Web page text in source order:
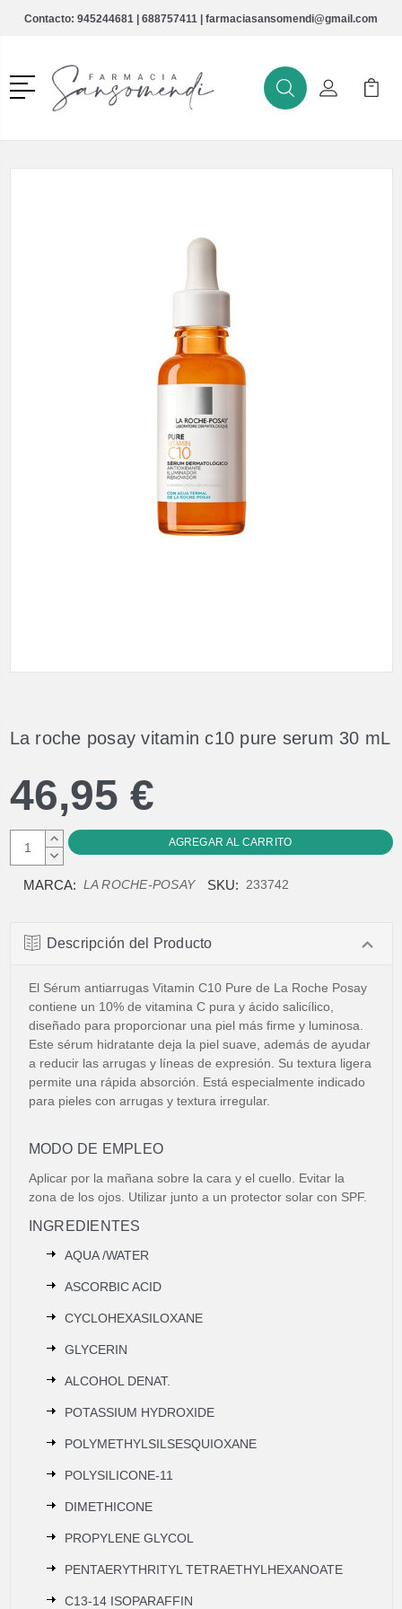
Contacto: 945244681 | 688757411 | farmaciasansomendi@gmail.com
Menú
BuscarMi Cuenta
Mi
La roche posay vitamin c10 pure serum 30 mL
46,95 €
AUMENTAR
CANTIDAD:
DISMINUIR
MARCA: LA ROCHE-POSAY SKU: 233742
Descripción del Producto
El Sérum antiarrugas Vitamin C10 Pure de La Roche Posay
contiene un 10% de vitamina C pura y ácido salicílico,
diseñado para proporcionar una piel más firme y luminosa.
Este sérum hidratante deja la piel suave, además de ayudar
a reducir las arrugas y líneas de expresión. Su textura ligera
permite una rápida absorción. Está especialmente indicado
para pieles con arrugas y textura irregular.
MODO DE EMPLEO
Aplicar por la mañana sobre la cara y el cuello. Evitar la
zona de los ojos. Utilizar junto a un protector solar con SPF.
INGREDIENTES
AQUA /WATER
ASCORBIC ACID
CYCLOHEXASILOXANE
GLYCERIN
ALCOHOL DENAT.
POTASSIUM HYDROXIDE
POLYMETHYLSILSESQUIOXANE
POLYSILICONE-11
DIMETHICONE
PROPYLENE GLYCOL
PENTAERYTHRITYL TETRAETHYLHEXANOATE
C13-14 ISOPARAFFIN